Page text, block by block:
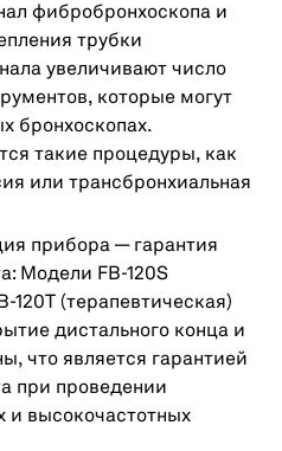
фибробронхоскопа и
трубки
увеличивают число
которые могут
бронхоскопах.
такие процедуры, как
или трансбронхиальная
прибора — гарантия
Модели FB-120S
120T (терапевтическая)
дистального конца и
что является гарантией
при проведении
и высокочастотных